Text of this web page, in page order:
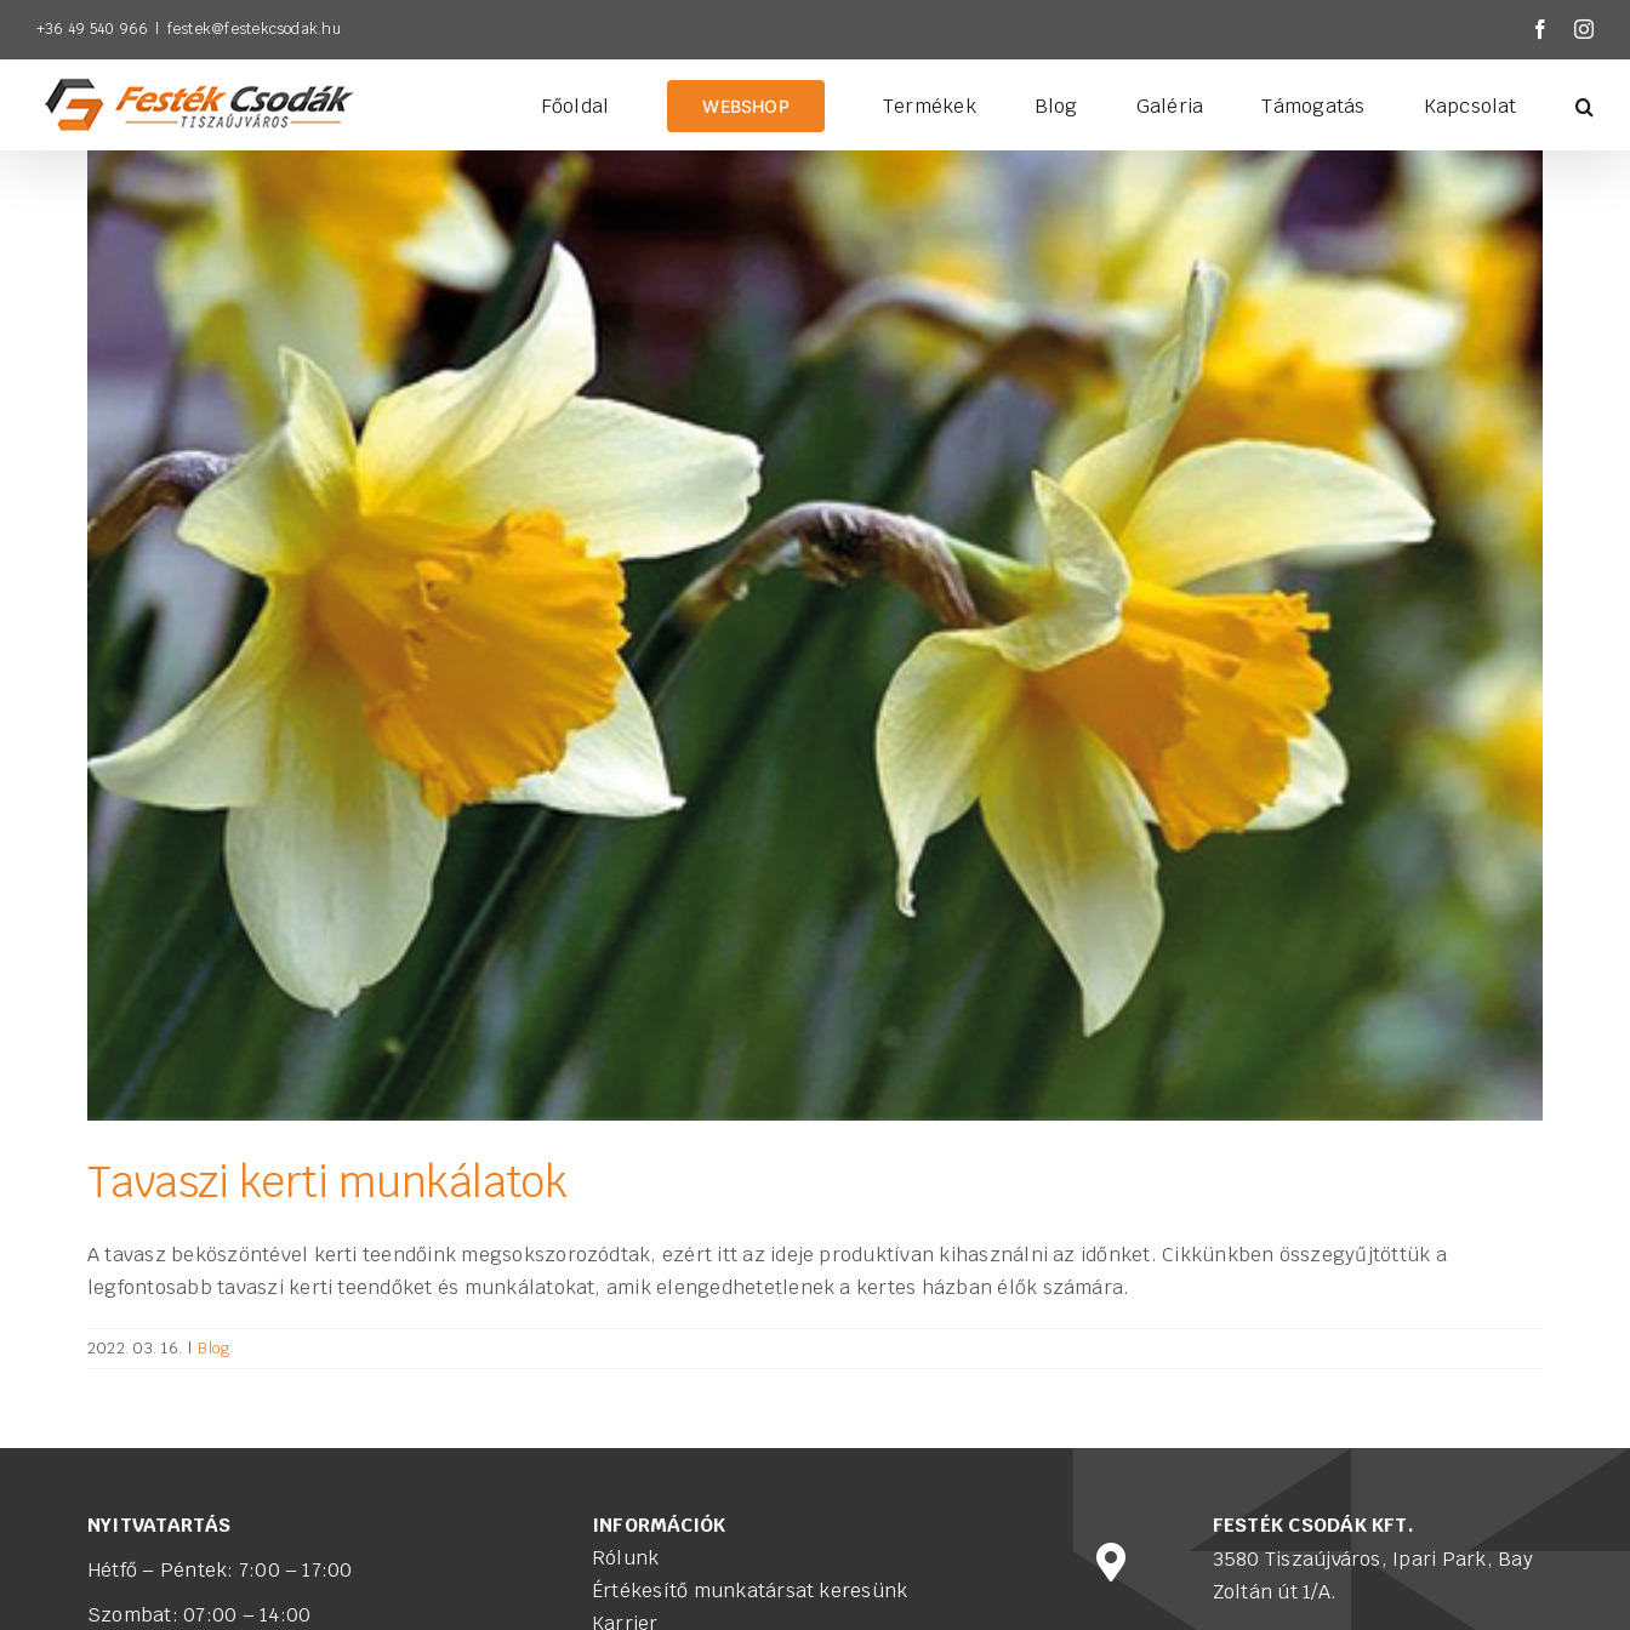
+36 49 540 966 festek@festekcsodak.hu Facebook
Főoldal WEBSHOP Termékek Blog Galéria Támogatás Kapcsolat
Tavaszi kerti munkálatok
A tavasz beköszöntével kerti teendőink megsokszorozódtak, ezért itt az ideje produktívan kihasználni az időnket. Cikkünkben összegyűjtöttük a
legfontosabb tavaszi kerti teendőket és munkálatokat, amik elengedhetetlenek a kertes házban élők számára.
2022. 03. 16. | Blog
NYITVATARTÁS
Hétfő – Péntek: 7:00 – 17:00
Szombat: 07:00 – 14:00
INFORMÁCIÓK
Rólunk
Értékesítő munkatársat keresünk
Karrier
FESTÉK CSODÁK KFT.
3580 Tiszaújváros, Ipari Park, Bay
Zoltán út 1/A.